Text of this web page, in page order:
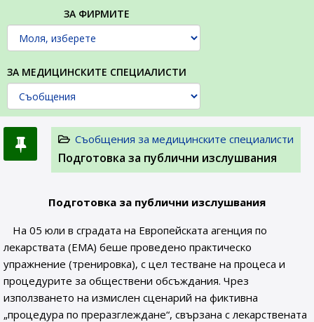
ЗА ФИРМИТЕ
ЗА МЕДИЦИНСКИТЕ СПЕЦИАЛИСТИ
Съобщения за медицинските специалисти
Подготовка за публични изслушвания
Подготовка за публични изслушвания
На 05 юли в сградата на Европейската агенция по
лекарствата (EMA) беше проведено практическо
упражнение (тренировка), с цел тестване на процеса и
процедурите за обществени обсъждания. Чрез
използването на измислен сценарий на фиктивна
„процедура по преразглеждане“, свързана с лекарствената